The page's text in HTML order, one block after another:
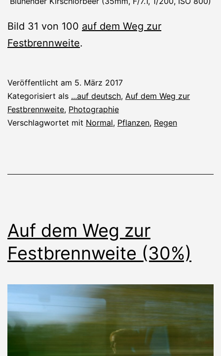
Bild 31 von 100 auf dem Weg zur
Festbrennweite.
Veröffentlicht am 5. März 2017
Kategorisiert als ...auf deutsch, Auf dem Weg zur
Festbrennweite, Photographie
Verschlagwortet mit Normal, Pflanzen, Regen
Auf dem Weg zur
Festbrennweite (30%)